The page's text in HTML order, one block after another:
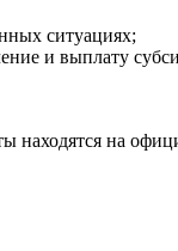
ситуациях;
и выплату
находятся на